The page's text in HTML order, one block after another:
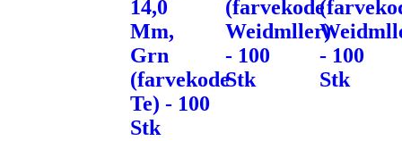
14,0
Mm,
Grn
(farvekode
Te) - 100
Stk
(farvekode
Weidmller)
- 100
Stk
- 100
Stk